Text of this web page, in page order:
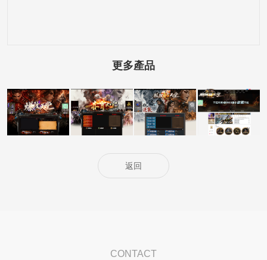
更多產品
5000客戶展示案
例15
5000客戶展示案
例14
5000客戶展示案
例13
15000客戶展示
案例6
返回
CONTACT